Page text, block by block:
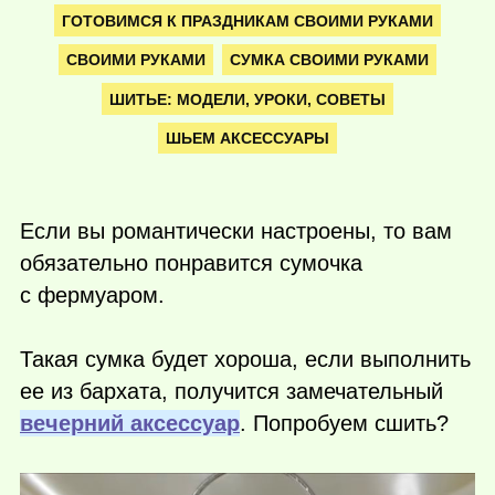
ГОТОВИМСЯ К ПРАЗДНИКАМ СВОИМИ РУКАМИ
СВОИМИ РУКАМИ СУМКА СВОИМИ РУКАМИ
ШИТЬЕ: МОДЕЛИ, УРОКИ, СОВЕТЫ
ШЬЕМ АКСЕССУАРЫ
Если вы романтически настроены, то вам
обязательно понравится сумочка
с фермуаром.
Такая сумка будет хороша, если выполнить
ее из бархата, получится замечательный
вечерний аксессуар. Попробуем сшить?